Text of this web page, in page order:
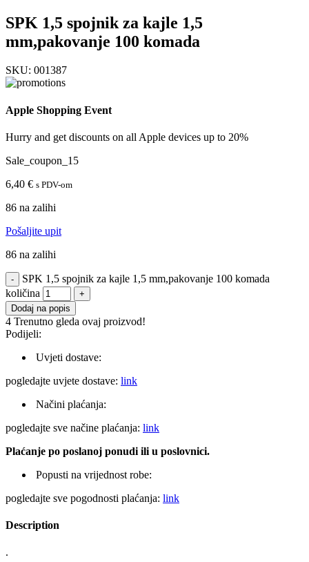
SPK 1,5 spojnik za kajle 1,5
mm,pakovanje 100 komada
SKU: 001387
Apple Shopping Event
Hurry and get discounts on all Apple devices up to 20%
Sale_coupon_15
6,40 € s PDV-om
86 na zalihi
Pošaljite upit
86 na zalihi
SPK 1,5 spojnik za kajle 1,5 mm,pakovanje 100 komada
količina
Dodaj na popis
4 Trenutno gleda ovaj proizvod!
Podijeli:
Uvjeti dostave:
pogledajte uvjete dostave: link
Načini plaćanja:
pogledajte sve načine plaćanja: link
Plaćanje po poslanoj ponudi ili u poslovnici.
Popusti na vrijednost robe:
pogledajte sve pogodnosti plaćanja: link
Description
.